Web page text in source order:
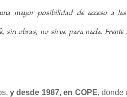
mayor posibilidad de acceso a
sin obras, no sirve para nada.
y desde 1987, en COPE, donde